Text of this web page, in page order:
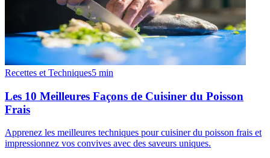
Recettes et Techniques5 min
Les 10 Meilleures Façons de Cuisiner du Poisson
Frais
Apprenez les meilleures techniques pour cuisiner du poisson frais et
impressionnez vos convives avec des saveurs uniques.